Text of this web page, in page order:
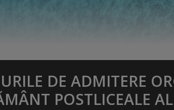
DE ADMITERE
POSTLICEALE